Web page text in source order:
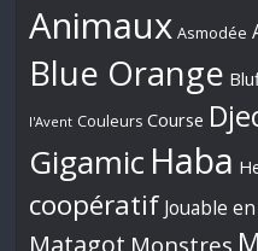
Animaux Asmodée
Blue Orange
l'Avent Couleurs Course
Gigamic Haba
coopératif Jouable
Monstres